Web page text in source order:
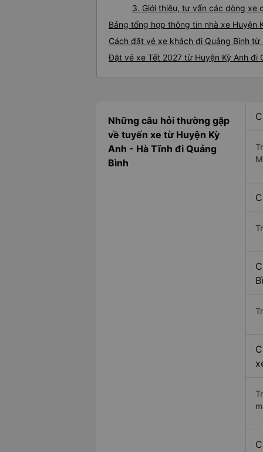
3. Giới thiệu, tư vấn các dòng xe
Bảng tổng hợp thông tin nhà xe Huyện
Cách đặt vé xe khách đi Quảng Bình
Đặt vé xe Tết 2027 từ Huyện Kỳ Anh đi
Những câu hỏi thường gặp
về tuyến xe từ Huyện Kỳ
Anh - Hà Tĩnh đi Quảng
Bình